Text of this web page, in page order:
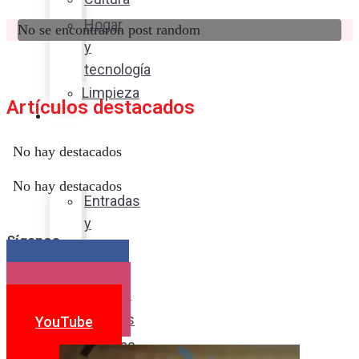
Hogar
y
tecnología
Limpieza
Cocina
sabor
Entradas
y
Postres
Bebidas
No se encontraron post random
Artículos destacados
No hay destacados
No hay destacados
Síganos
YouTube